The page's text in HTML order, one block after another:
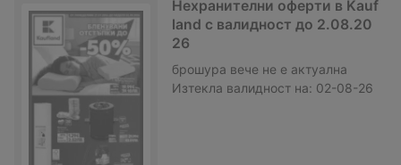
Нехранителни оферти в Kauf
land с валидност до 2.08.20
26
брошура вече не е актуална
Изтекла валидност на: 02-08-26